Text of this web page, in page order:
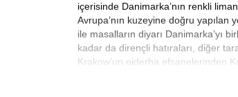
içerisinde Danimarka’nın renkli
Avrupa’nın kuzeyine doğru yapılan
ile masalların diyarı Danimarka’yı
kadar da dirençli hatıraları, diğer
Krakow’un ejderha efsanelerinden